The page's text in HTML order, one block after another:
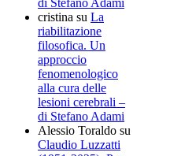
cristina su La
riabilitazione
filosofica. Un
approccio
fenomenologico
alla cura delle
lesioni cerebrali –
di Stefano Adami
Alessio Toraldo su
Claudio Luzzatti